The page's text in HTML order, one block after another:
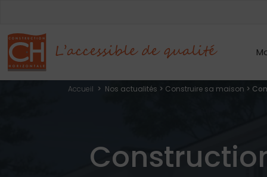
Accueil > Nos actualités > Construire sa maison >